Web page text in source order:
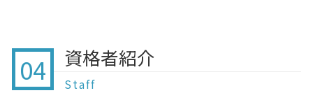
自筆証書遺言 遺留分
遺言とは 効力
家族信託 後見制度 違い
家族信託 手続き方法
家族信託 失敗
孫 贈与 注意
生前贈与 教育資金
暦年贈与 契約書
終活 定期預金
終活 セミナー
終活 預金
贈与 我孫子
贈与 我孫子市 行政書士
任意後見 我孫子市 行政書士
04 資格者紹介
Staff